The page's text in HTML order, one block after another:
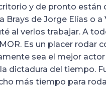
y de pronto están
Brays de Jorge Elías o
al verlos trabajar. A
Es un placer rodar
sea el mejor
dictadura del tiempo.
más tiempo para